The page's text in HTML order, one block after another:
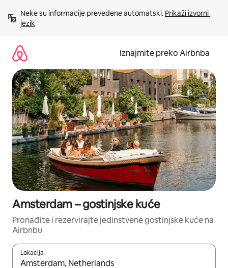
sadržaj
Neke su informacije prevedene automatski. Prikaži izvorni
jezik
Iznajmite preko Airbnba
Amsterdam – gostinjske kuće
Pronađite i rezervirajte jedinstvene gostinjske kuće na
Airbnbu
Lokacija
Kada budu dostupni rezultati, moći ćete ih pregledati